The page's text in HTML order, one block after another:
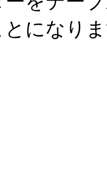
になり